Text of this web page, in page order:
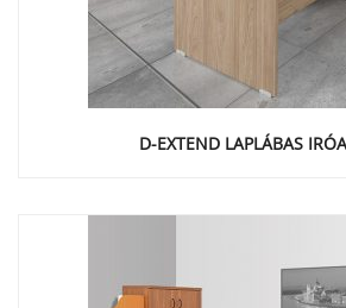
D-EXTEND LAPLÁBAS